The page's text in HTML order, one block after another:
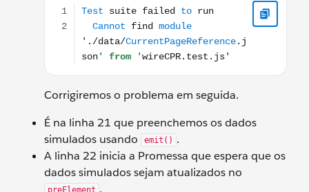
Corrigiremos o problema em seguida.
É na linha 21 que preenchemos os dados
simulados usando
emit() .
A linha 22 inicia a Promessa que espera que os
dados simulados sejam atualizados no
preElement .